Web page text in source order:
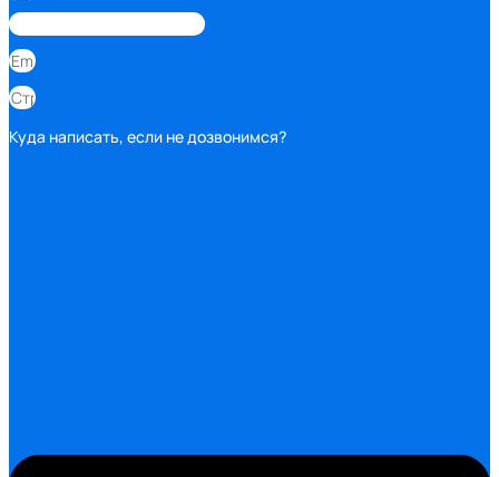
Куда написать, если не дозвонимся?